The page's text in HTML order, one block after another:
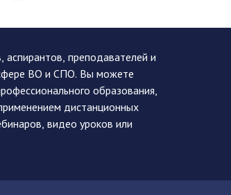
преподавателей и
ВО и СПО. Вы можете
образования,
дистанционных
видео уроков или